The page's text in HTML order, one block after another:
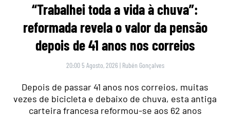
“Trabalhei toda a vida à chuva”:
reformada revela o valor da pensão
depois de 41 anos nos correios
20:00 5 Agosto, 2026 | Rubén Gonçalves
Depois de passar 41 anos nos correios, muitas
vezes de bicicleta e debaixo de chuva, esta antiga
carteira francesa reformou-se aos 62 anos